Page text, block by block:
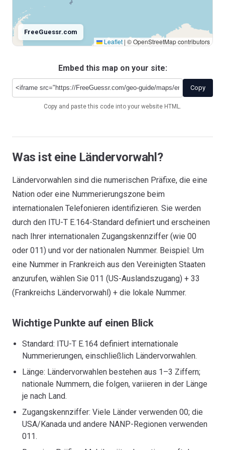
Antarctica
+672
Leaflet | © OpenStreetMap contributors
FreeGuessr.com
Embed this map on your site:
Copy
Copy and paste this code into your website HTML.
Was ist eine Ländervorwahl?
Ländervorwahlen sind die numerischen Präfixe, die eine
Nation oder eine Nummerierungszone beim
internationalen Telefonieren identifizieren. Sie werden
durch den ITU-T E.164-Standard definiert und erscheinen
nach Ihrer internationalen Zugangskennziffer (wie 00
oder 011) und vor der nationalen Nummer. Beispiel: Um
eine Nummer in Frankreich aus den Vereinigten Staaten
anzurufen, wählen Sie 011 (US-Auslandszugang) + 33
(Frankreichs Ländervorwahl) + die lokale Nummer.
Wichtige Punkte auf einen Blick
Standard: ITU-T E.164 definiert internationale
Nummerierungen, einschließlich Ländervorwahlen.
Länge: Ländervorwahlen bestehen aus 1–3 Ziffern;
nationale Nummern, die folgen, variieren in der Länge
je nach Land.
Zugangskennziffer: Viele Länder verwenden 00; die
USA/Kanada und andere NANP-Regionen verwenden
011.